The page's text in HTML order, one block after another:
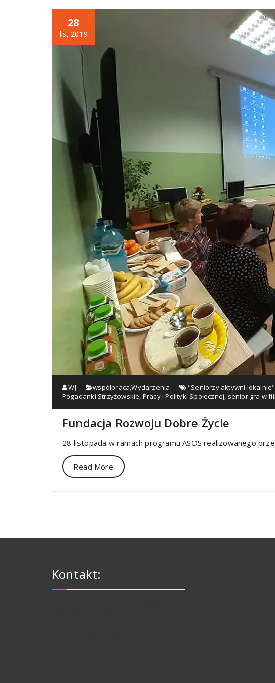
28
lis, 2019
WJ współpraca,Wydarzenia "Seniorzy aktywni lokalnie"
Pogadanki Strzyżowskie, Pracy i Polityki Społecznej, senior gra w
Fundacja Rozwoju Dobre Życie
28 listopada w ramach programu ASOS realizowanego
Read More
Kontakt: